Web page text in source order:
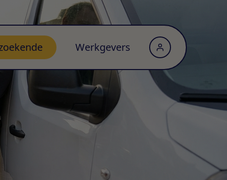
Werkgevers